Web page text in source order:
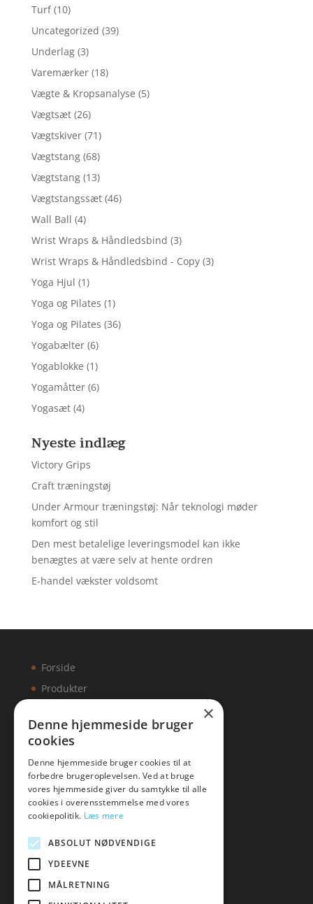
Turf (10)
Uncategorized (39)
Underlag (3)
Varemærker (18)
Vægte & Kropsanalyse (5)
Vægtsæt (26)
Vægtskiver (71)
Vægtstang (68)
Vægtstang (13)
Vægtstangssæt (46)
Wall Ball (4)
Wrist Wraps & Håndledsbind (3)
Wrist Wraps & Håndledsbind - Copy (3)
Yoga Hjul (1)
Yoga og Pilates (1)
Yoga og Pilates (36)
Yogabælter (6)
Yogablokke (1)
Yogamåtter (6)
Yogasæt (4)
Nyeste indlæg
Victory Grips
Craft træningstøj
Under Armour træningstøj: Når teknologi møder
komfort og stil
Den mest betalelige leveringsmodel kan ikke
benægtes at være selv at hente ordren
E-handel vækster voldsomt
Forside
Produkter
Artikler
Malawigruppen
Mail:hej@malawigruppen.dk
×
Denne hjemmeside bruger
cookies
Denne hjemmeside bruger cookies til at
forbedre brugeroplevelsen. Ved at bruge
vores hjemmeside giver du samtykke til alle
cookies i overensstemmelse med vores
cookiepolitik. Læs mere
ABSOLUT NØDVENDIGE
YDEEVNE
MÅLRETNING